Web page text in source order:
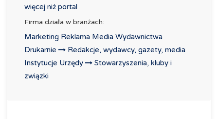
więcej niż portal
Firma działa w branżach:
Marketing Reklama Media Wydawnictwa
Drukarnie
Redakcje, wydawcy, gazety, media
Instytucje Urzędy
Stowarzyszenia, kluby i
związki